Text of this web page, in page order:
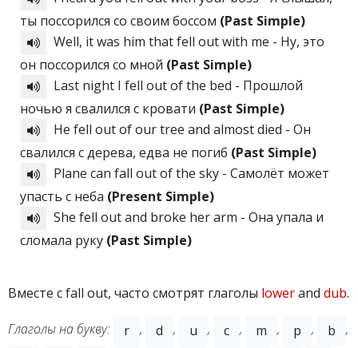
ты поссорился со своим боссом (Past Simple)
Well, it was him that fell out with me - Ну, это
он поссорился со мной (Past Simple)
Last night I fell out of the bed - Прошлой
ночью я свалился с кровати (Past Simple)
He fell out of our tree and almost died - Он
свалился с дерева, едва не погиб (Past Simple)
Plane can fall out of the sky - Самолёт может
упасть с неба (Present Simple)
She fell out and broke her arm - Она упала и
сломала руку (Past Simple)
Вместе с fall out, часто смотрят глаголы lowerand dub.
Глаголы на букву: r , d , u , c , m , p , b
,